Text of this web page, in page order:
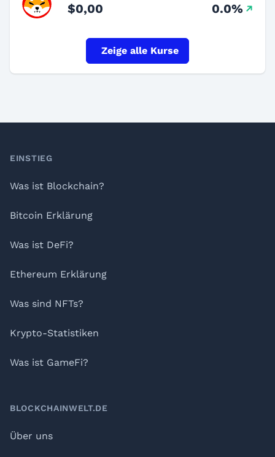
$0,00 0.0%
Zeige alle Kurse
Footer
EINSTIEG
Was ist Blockchain?
Bitcoin Erklärung
Was ist DeFi?
Ethereum Erklärung
Was sind NFTs?
Krypto-Statistiken
Was ist GameFi?
BLOCKCHAINWELT.DE
Über uns